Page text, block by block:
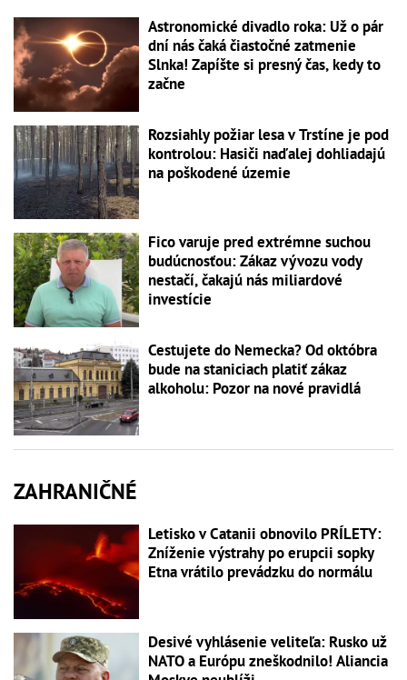
Astronomické divadlo roka: Už o pár
dní nás čaká čiastočné zatmenie
Slnka! Zapíšte si presný čas, kedy to
začne
Rozsiahly požiar lesa v Trstíne je pod
kontrolou: Hasiči naďalej dohliadajú
na poškodené územie
Fico varuje pred extrémne suchou
budúcnosťou: Zákaz vývozu vody
nestačí, čakajú nás miliardové
investície
Cestujete do Nemecka? Od októbra
bude na staniciach platiť zákaz
alkoholu: Pozor na nové pravidlá
ZAHRANIČNÉ
Letisko v Catanii obnovilo PRÍLETY:
Zníženie výstrahy po erupcii sopky
Etna vrátilo prevádzku do normálu
Desivé vyhlásenie veliteľa: Rusko už
NATO a Európu zneškodnilo! Aliancia